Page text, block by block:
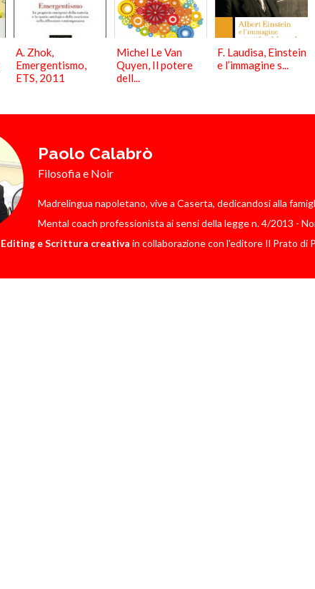
A. Zhok,
Emergentismo,
ETS, 2011
Michel Le Van
Quyen, Il potere
dell...
F. Laudisa, Einstein
e l’immagine s...
Paolo Calabrò
Filosofia e Noir
Madrelingua napoletano, vive a Caserta, dedicandosi alla
Mental coach professionista ai sensi della legge n. 4/2013 -
Editing e Scrittura creativa in collaborazione con l'editore Il Prato di